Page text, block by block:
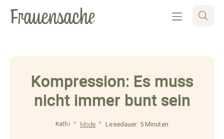
Kompression: Es muss
nicht immer bunt sein
Kathi Mode Lesedauer: 5 Minuten